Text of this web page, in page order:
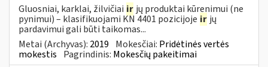
Gluosniai, karklai, žilvičiai ir jų produktai kūrenimui (ne
pynimui) – klasifikuojami KN 4401 pozicijoje ir jų
pardavimui gali būti taikomas...
Metai (Archyvas): 2019 Mokesčiai: Pridėtinės vertės
mokestis Pagrindinis: Mokesčių pakeitimai